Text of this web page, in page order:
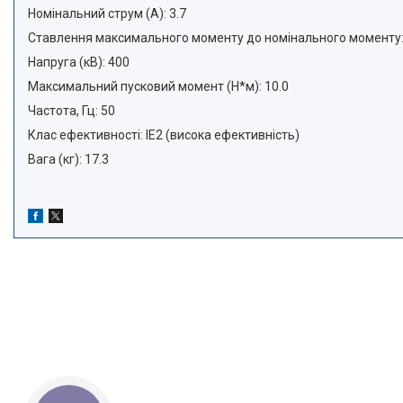
Номінальний струм (А): 3.7
Ставлення максимального моменту до номінального
Напруга (кВ): 400
Максимальний пусковий момент (Н*м): 10.0
Частота, Гц: 50
Клас ефективності: IE2 (висока ефективність)
Вага (кг): 17.3